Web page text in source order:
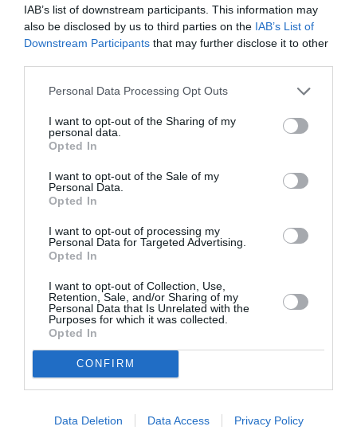
IAB’s list of downstream participants. This information may
also be disclosed by us to third parties on the IAB’s List of
Downstream Participants that may further disclose it to other
Personal Data Processing Opt Outs
I want to opt-out of the Sharing of my
personal data.
Opted In
I want to opt-out of the Sale of my
Personal Data.
Opted In
I want to opt-out of processing my
Personal Data for Targeted Advertising.
Opted In
I want to opt-out of Collection, Use,
Retention, Sale, and/or Sharing of my
Personal Data that Is Unrelated with the
Purposes for which it was collected.
Opted In
CONFIRM
Data Deletion Data Access Privacy Policy
Ο ντροπαλός γραμματέας της κυρίας Βλεφαρίδου,
Κύριος Ιγνάτιος, η σιωπηλή βοηθός της, Δεσποινίς Σου
Βλεφαρίδου στη δημιουργία του πορτραίτου, πολλές
φορές με απόλυτη …αποτυχία!
Θα καταφέρει, άραγε, η κυρία Βλεφαρίδου να
ικανοποιήσει τις προσδοκίες των ξωτικών; Και ο
πίνακας; Θα φτάσει τελικά στα χέρια του Άγιου Βασίλη;
Συντελεστές:
Σκηνοθεσία, σκηνογραφία:Θάνος Κοσμίδης –
Κείμενο, μουσική, πλήκτρα, γιουκαλίλι, Ξωτικό Ρίζι-
Θάνος Κοσμίδης
Κατασκευές, live ζωγραφική, Δεσποινίς Σου / κα
Βλεφαρίδου:Αγγελική Μπόζου
Πλήκτρα, γιουκαλίλι, Κύριος Ιγνάτιος:
Κατασκευή σκηνικών:Ηλίας Κοέν/
Μακιγιάζ:Μαρίνα Σταθοπούλου